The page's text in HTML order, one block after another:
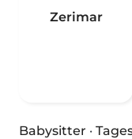
Zerimar
Babysitter ·